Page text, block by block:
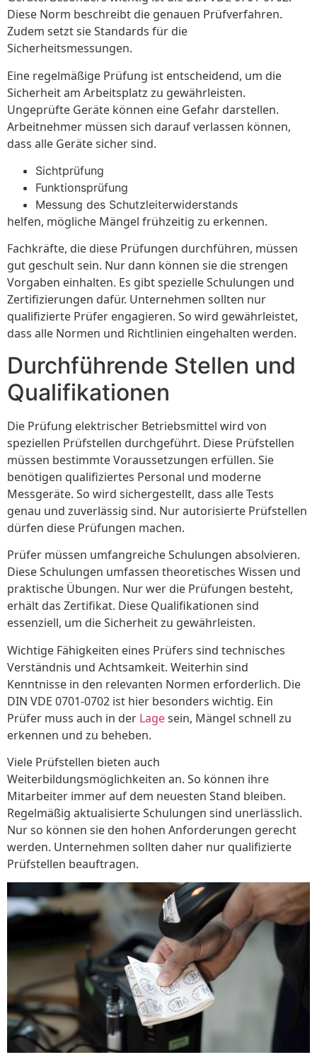
Diese Norm beschreibt die genauen Prüfverfahren.
Zudem setzt sie Standards für die
Sicherheitsmessungen.
Eine regelmäßige Prüfung ist entscheidend, um die
Sicherheit am Arbeitsplatz zu gewährleisten.
Ungeprüfte Geräte können eine Gefahr darstellen.
Arbeitnehmer müssen sich darauf verlassen können,
dass alle Geräte sicher sind.
Sichtprüfung
Funktionsprüfung
Messung des Schutzleiterwiderstands
helfen, mögliche Mängel frühzeitig zu erkennen.
Fachkräfte, die diese Prüfungen durchführen, müssen
gut geschult sein. Nur dann können sie die strengen
Vorgaben einhalten. Es gibt spezielle Schulungen und
Zertifizierungen dafür. Unternehmen sollten nur
qualifizierte Prüfer engagieren. So wird gewährleistet,
dass alle Normen und Richtlinien eingehalten werden.
Durchführende Stellen und
Qualifikationen
Die Prüfung elektrischer Betriebsmittel wird von
speziellen Prüfstellen durchgeführt. Diese Prüfstellen
müssen bestimmte Voraussetzungen erfüllen. Sie
benötigen qualifiziertes Personal und moderne
Messgeräte. So wird sichergestellt, dass alle Tests
genau und zuverlässig sind. Nur autorisierte Prüfstellen
dürfen diese Prüfungen machen.
Prüfer müssen umfangreiche Schulungen absolvieren.
Diese Schulungen umfassen theoretisches Wissen und
praktische Übungen. Nur wer die Prüfungen besteht,
erhält das Zertifikat. Diese Qualifikationen sind
essenziell, um die Sicherheit zu gewährleisten.
Wichtige Fähigkeiten eines Prüfers sind technisches
Verständnis und Achtsamkeit. Weiterhin sind
Kenntnisse in den relevanten Normen erforderlich. Die
DIN VDE 0701-0702 ist hier besonders wichtig. Ein
Prüfer muss auch in der Lagesein, Mängel schnell zu
erkennen und zu beheben.
Viele Prüfstellen bieten auch
Weiterbildungsmöglichkeiten an. So können ihre
Mitarbeiter immer auf dem neuesten Stand bleiben.
Regelmäßig aktualisierte Schulungen sind unerlässlich.
Nur so können sie den hohen Anforderungen gerecht
werden. Unternehmen sollten daher nur qualifizierte
Prüfstellen beauftragen.